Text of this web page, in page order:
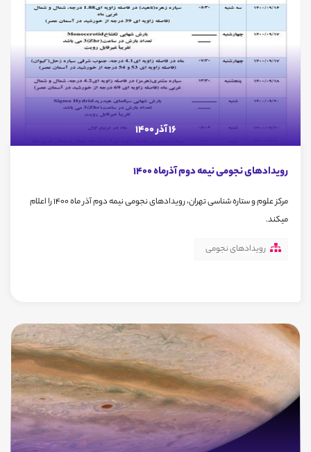
16 آذر 1400
رویدادهای نجومی نیمه دوم آذرماه 1400
مرکز علوم و ستاره شناسی تهران، رویدادهای نجومی نیمه دوم آذر ماه 1400 را اعلام
میکند.
رویدادهای نجومی